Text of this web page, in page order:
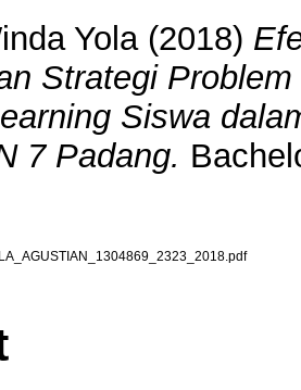
Yola(2018)
Strategi
Siswa
7 Padang.